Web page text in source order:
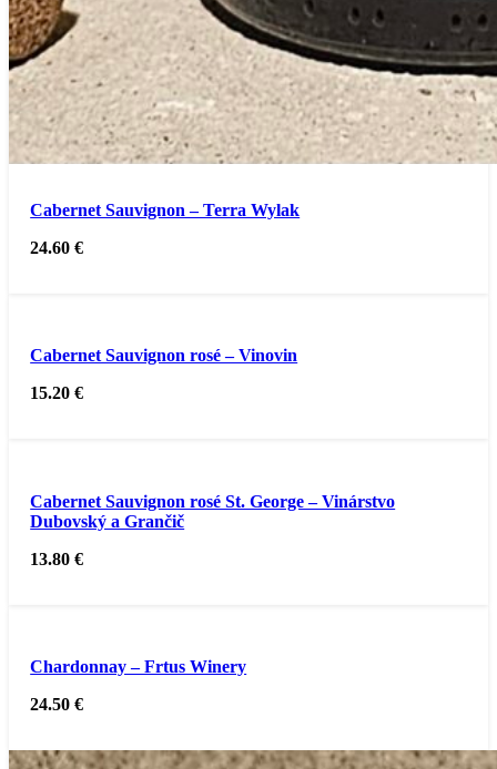
Cabernet Sauvignon – Terra Wylak
24.60€
Cabernet Sauvignon rosé – Vinovin
15.20€
Cabernet Sauvignon rosé St. George – Vinárstvo
Dubovský a Grančič
13.80€
Chardonnay – Frtus Winery
24.50€